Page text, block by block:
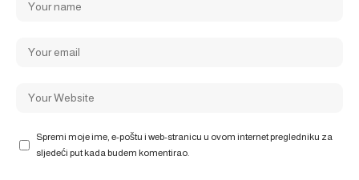
Spremi moje ime, e-poštu i web-stranicu u ovom internet pregledniku za
sljedeći put kada budem komentirao.